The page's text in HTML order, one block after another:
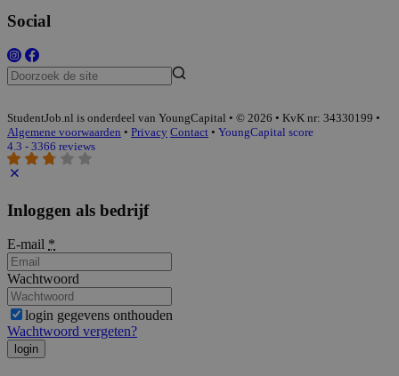
Social
StudentJob.nl is onderdeel van YoungCapital • © 2026 • KvK nr: 34330199 •
Algemene voorwaarden • Privacy Contact • YoungCapital score
4.3 - 3366 reviews
Inloggen als bedrijf
E-mail *
Wachtwoord
login gegevens onthouden
Wachtwoord vergeten?
login